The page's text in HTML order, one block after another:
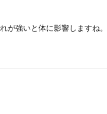
が強いと体に影響しますね。